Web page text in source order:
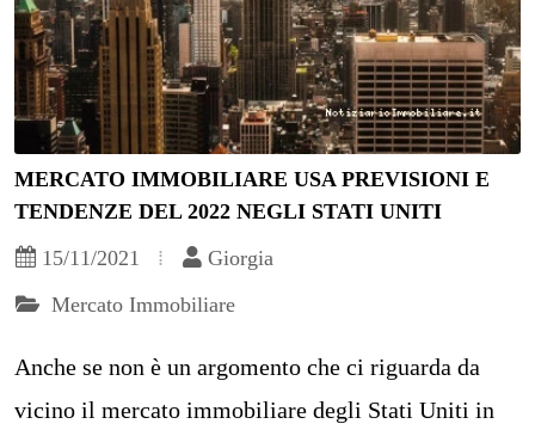
MERCATO IMMOBILIARE USA PREVISIONI E
TENDENZE DEL 2022 NEGLI STATI UNITI
15/11/2021
Giorgia
Mercato Immobiliare
Anche se non è un argomento che ci riguarda da
vicino il mercato immobiliare degli Stati Uniti in